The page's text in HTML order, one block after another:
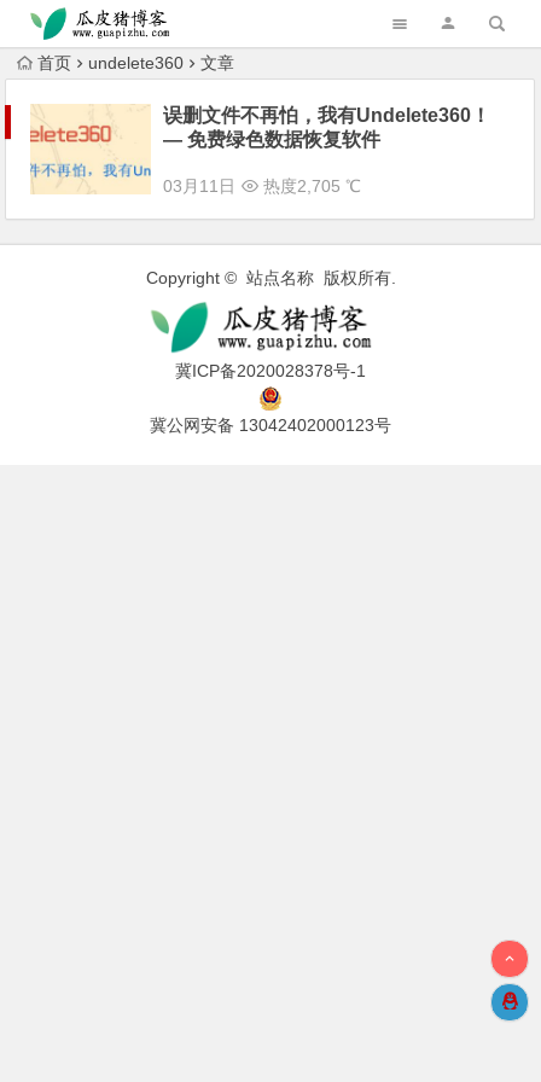
跳转到主内容
首页 undelete360 文章
误删文件不再怕，我有Undelete360！
— 免费绿色数据恢复软件
03月11日 热度2,705 ℃
Copyright © 站点名称 版权所有.
冀ICP备2020028378号-1
冀公网安备 13042402000123号